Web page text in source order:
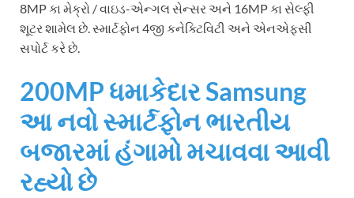
8MP કા મેક્રો / વાઇડ-એન્ગલ સેન્સર અને 16MP કા સેલ્ફી
શૂટર શામેલ છે. સ્માર્ટફોન 4જી કનેક્ટિવિટી અને એનએફસી
સપોર્ટ કરે છે.
200MP ધમાકેદાર Samsung
આ નવો સ્માર્ટફોન ભારતીય
બજારમાં હંગામો મચાવવા આવી
રહ્યો છે